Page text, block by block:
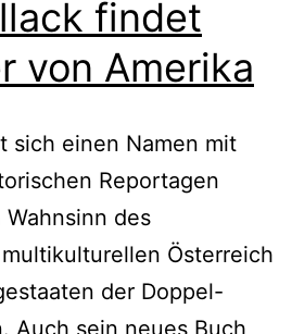
findet
von Amerika
sich einen Namen mit
Reportagen
des
Österreich
der Doppel-